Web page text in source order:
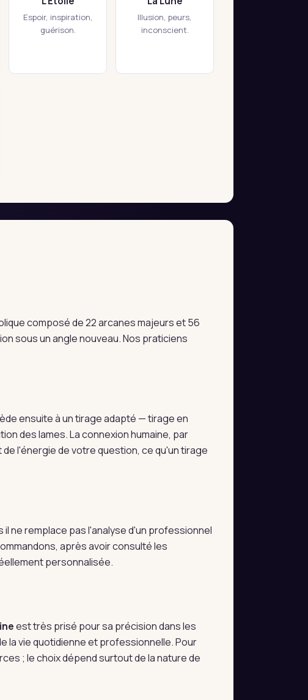
Espoir, inspiration,
guérison.
Illusion, peurs,
inconscient.
composé de 22 arcanes majeurs et 56
sous un angle nouveau. Nos praticiens
ensuite à un tirage adapté — tirage en
des lames. La connexion humaine, par
l'énergie de votre question, ce qu'un tirage
ne remplace pas l'analyse d'un professionnel
après avoir consulté les
personnalisée.
est très prisé pour sa précision dans les
la vie quotidienne et professionnelle. Pour
; le choix dépend surtout de la nature de